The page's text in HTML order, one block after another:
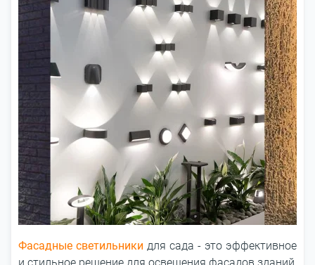
Фасадные светильники для сада - это эффективное